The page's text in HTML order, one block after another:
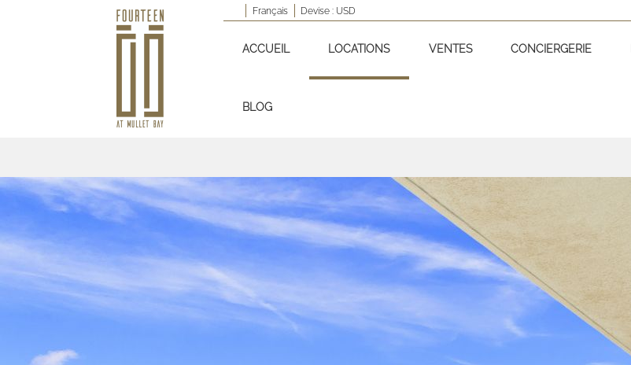
Français Devise : USD
ACCUEIL LOCATIONS VENTES CONCIERGERIE
BLOG